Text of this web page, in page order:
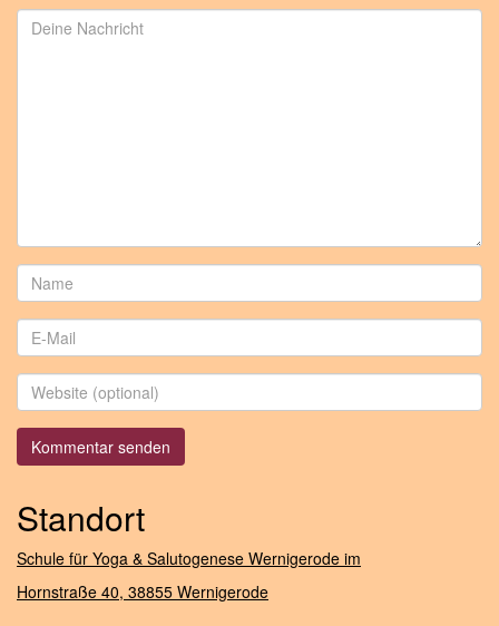
Standort
Schule für Yoga & Salutogenese Wernigerode im
Hornstraße 40, 38855 Wernigerode